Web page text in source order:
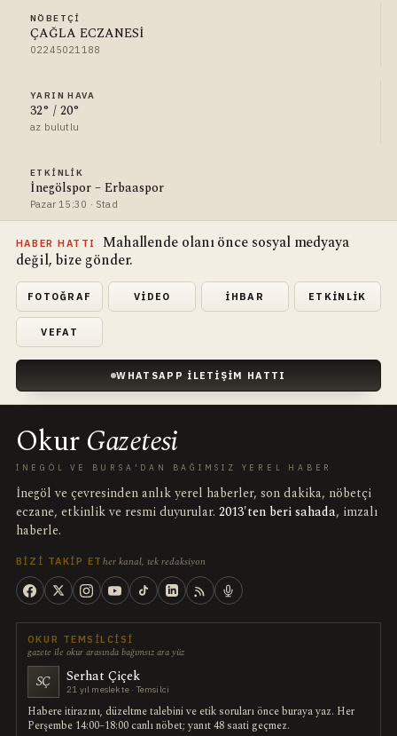
NÖBETÇI
ÇAĞLA ECZANESİ
02245021188
YARIN HAVA
32° / 20°
az bulutlu
ETKINLIK
İnegölspor – Erbaaspor
Pazar 15:30 · Stad
HABER HATTI
Mahallende olanı önce sosyal medyaya
değil, bize gönder.
FOTOĞRAF VIDEO İHBAR ETKINLIK
VEFAT
WHATSAPP İLETIŞIM HATTI
OkurGazetesi
İNEGÖL VE BURSA'DAN BAĞIMSIZ YEREL HABER
İnegöl ve çevresinden anlık yerel haberler, son dakika, nöbetçi
eczane, etkinlik ve resmi duyurular. 2013'ten beri sahada, imzalı
haberle.
BIZI TAKIP ET her kanal, tek redaksiyon
OKUR TEMSILCISI
gazete ile okur arasında bağımsız ara yüz
SÇ Serhat Çiçek
21 yıl meslekte · Temsilci
Habere itirazını, düzeltme talebini ve etik soruları önce buraya yaz. Her
Perşembe 14:00–18:00 canlı nöbet; yanıt 48 saati geçmez.